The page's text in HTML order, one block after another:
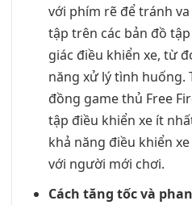
với phím rẽ để tránh
tập trên các bản đồ
giác điều khiển xe, từ
năng xử lý tình huống.
đồng game thủ Free
tập điều khiển xe ít
khả năng điều khiển
với người mới chơi.
Cách tăng tốc và